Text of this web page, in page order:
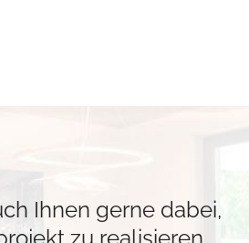
Ihnen gerne dabei,